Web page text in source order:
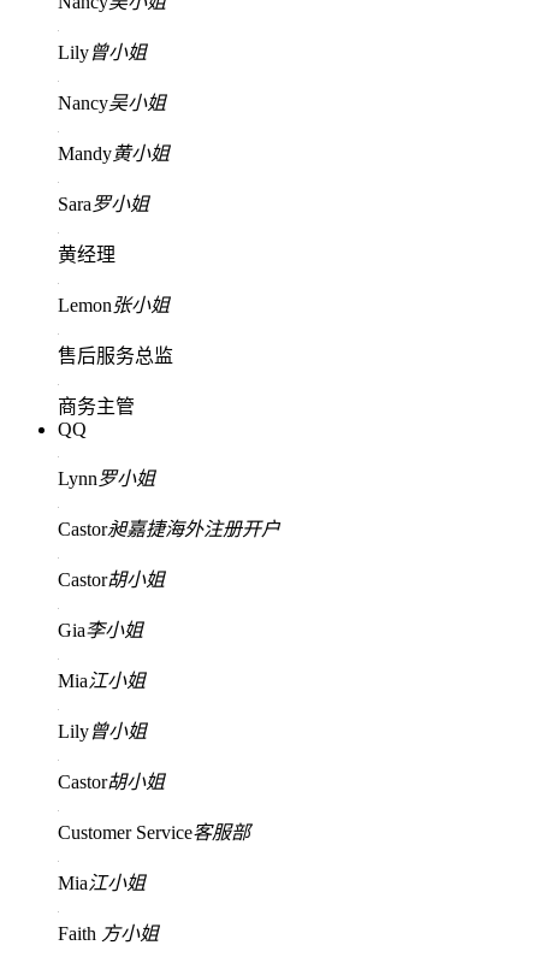
Lily曾小姐
Nancy吴小姐
Mandy黄小姐
Sara罗小姐
黄经理
Lemon张小姐
售后服务总监
商务主管
QQ
Lynn罗小姐
Castor昶嘉捷海外注册开户
Castor胡小姐
Gia李小姐
Mia江小姐
Lily曾小姐
Castor胡小姐
Customer Service客服部
Mia江小姐
Faith 方小姐